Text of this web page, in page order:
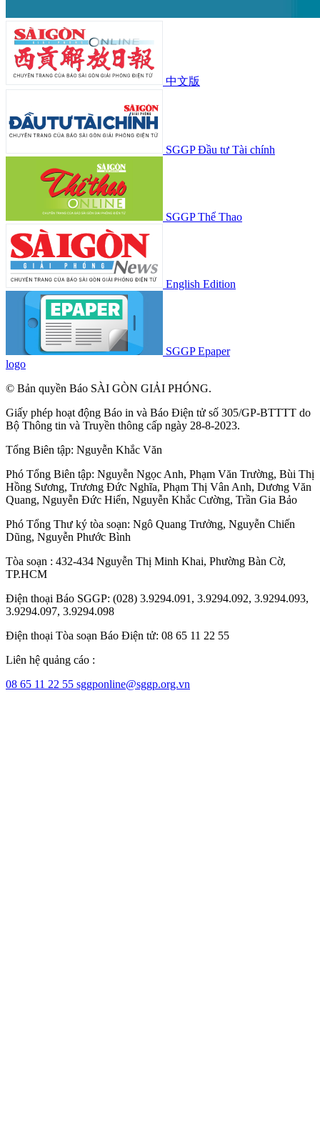
中文版
SGGP Đầu tư Tài chính
SGGP Thể Thao
English Edition
SGGP Epaper
logo
© Bản quyền Báo SÀI GÒN GIẢI PHÓNG.
Giấy phép hoạt động Báo in và Báo Điện tử số 305/GP-BTTTT do
Bộ Thông tin và Truyền thông cấp ngày 28-8-2023.
Tổng Biên tập: Nguyễn Khắc Văn
Phó Tổng Biên tập: Nguyễn Ngọc Anh, Phạm Văn Trường, Bùi Thị
Hồng Sương, Trương Đức Nghĩa, Phạm Thị Vân Anh, Dương Văn
Quang, Nguyễn Đức Hiển, Nguyễn Khắc Cường, Trần Gia Bảo
Phó Tổng Thư ký tòa soạn: Ngô Quang Trưởng, Nguyễn Chiến
Dũng, Nguyễn Phước Bình
Tòa soạn : 432-434 Nguyễn Thị Minh Khai, Phường Bàn Cờ,
TP.HCM
Điện thoại Báo SGGP: (028) 3.9294.091, 3.9294.092, 3.9294.093,
3.9294.097, 3.9294.098
Điện thoại Tòa soạn Báo Điện tử: 08 65 11 22 55
Liên hệ quảng cáo :
08 65 11 22 55 sggponline@sggp.org.vn